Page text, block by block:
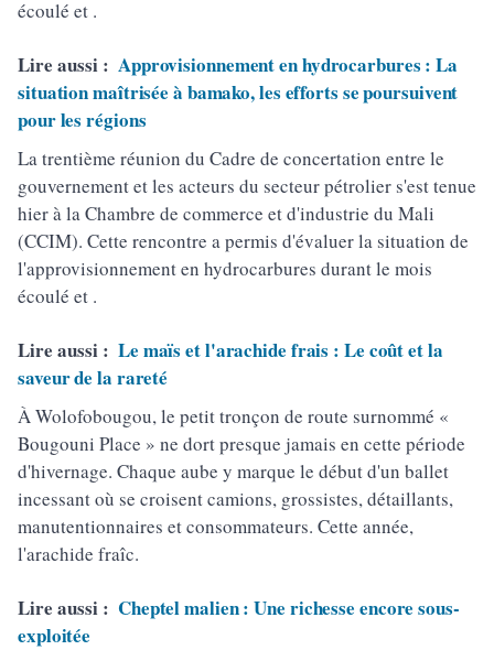
écoulé et .
Lire aussi : Approvisionnement en hydrocarbures : La
situation maîtrisée à bamako, les efforts se poursuivent
pour les régions
La trentième réunion du Cadre de concertation entre le
gouvernement et les acteurs du secteur pétrolier s'est tenue
hier à la Chambre de commerce et d'industrie du Mali
(CCIM). Cette rencontre a permis d'évaluer la situation de
l'approvisionnement en hydrocarbures durant le mois
écoulé et .
Lire aussi : Le maïs et l'arachide frais : Le coût et la
saveur de la rareté
À Wolofobougou, le petit tronçon de route surnommé «
Bougouni Place » ne dort presque jamais en cette période
d'hivernage. Chaque aube y marque le début d'un ballet
incessant où se croisent camions, grossistes, détaillants,
manutentionnaires et consommateurs. Cette année,
l'arachide fraîc.
Lire aussi : Cheptel malien : Une richesse encore sous-
exploitée